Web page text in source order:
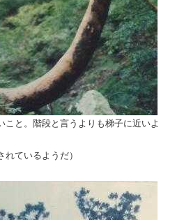
と。 階段と言うよりも梯子に近いよ
れているようだ）